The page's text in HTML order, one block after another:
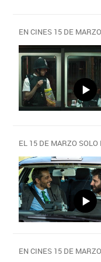
EN CINES 15 DE MARZO
EL 15 DE MARZO SOLO
EN CINES 15 DE MARZO